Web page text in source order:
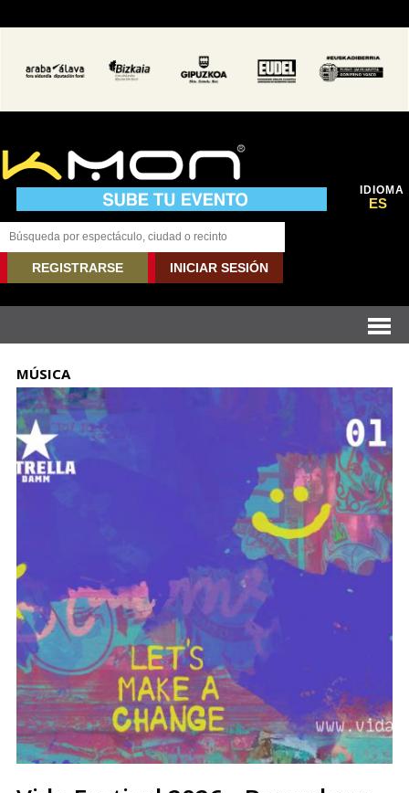
IDIOMA
ES
REGISTRARSE INICIAR SESIÓN
MÚSICA